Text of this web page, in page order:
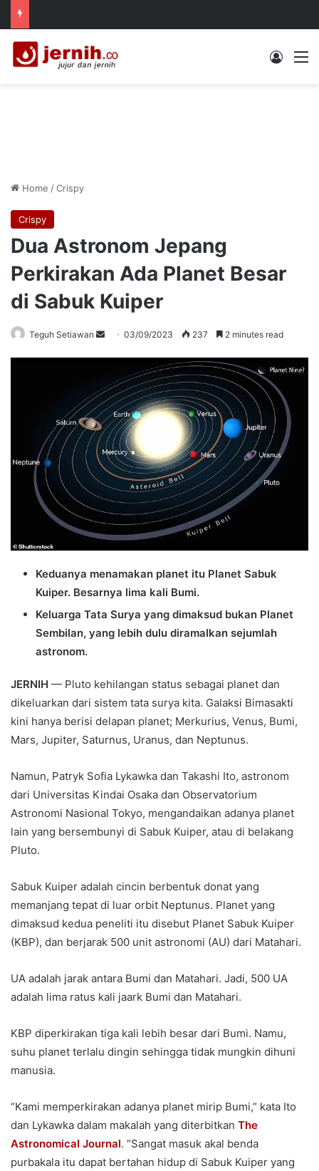
Log In
Home /Crispy
Crispy
Dua Astronom Jepang
Perkirakan Ada Planet Besar
di Sabuk Kuiper
Teguh Setiawan
Send03/09/2023 237 2 minutes read
Keduanya menamakan planet itu Planet Sabuk
Kuiper. Besarnya lima kali Bumi.
Keluarga Tata Surya yang dimaksud bukan Planet
Sembilan, yang lebih dulu diramalkan sejumlah
astronom.
JERNIH — Pluto kehilangan status sebagai planet dan
dikeluarkan dari sistem tata surya kita. Galaksi Bimasakti
kini hanya berisi delapan planet; Merkurius, Venus, Bumi,
Mars, Jupiter, Saturnus, Uranus, dan Neptunus.
Namun, Patryk Sofia Lykawka dan Takashi Ito, astronom
dari Universitas Kindai Osaka dan Observatorium
Astronomi Nasional Tokyo, mengandaikan adanya planet
lain yang bersembunyi di Sabuk Kuiper, atau di belakang
Pluto.
Sabuk Kuiper adalah cincin berbentuk donat yang
memanjang tepat di luar orbit Neptunus. Planet yang
dimaksud kedua peneliti itu disebut Planet Sabuk Kuiper
(KBP), dan berjarak 500 unit astronomi (AU) dari Matahari.
UA adalah jarak antara Bumi dan Matahari. Jadi, 500 UA
adalah lima ratus kali jaark Bumi dan Matahari.
KBP diperkirakan tiga kali lebih besar dari Bumi. Namu,
suhu planet terlalu dingin sehingga tidak mungkin dihuni
manusia.
“Kami memperkirakan adanya planet mirip Bumi,” kata Ito
dan Lykawka dalam makalah yang diterbitkan The
Astronomical Journal. “Sangat masuk akal benda
purbakala itu dapat bertahan hidup di Sabuk Kuiper yang